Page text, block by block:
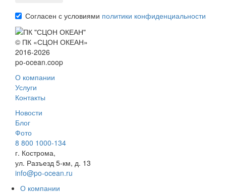
Согласен с условиями политики конфиденциальности
© ПК «СЦОН ОКЕАН»
2016-2026
po-ocean.coop
О компании
Услуги
Контакты
Новости
Блог
Фото
8 800 1000-134
г. Кострома,
ул. Разъезд 5-км, д. 13
info@po-ocean.ru
О компании